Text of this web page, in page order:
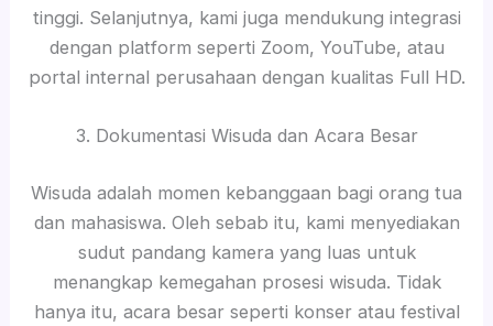
tinggi. Selanjutnya, kami juga mendukung integrasi
dengan platform seperti Zoom, YouTube, atau
portal internal perusahaan dengan kualitas Full HD.
3. Dokumentasi Wisuda dan Acara Besar
Wisuda adalah momen kebanggaan bagi orang tua
dan mahasiswa. Oleh sebab itu, kami menyediakan
sudut pandang kamera yang luas untuk
menangkap kemegahan prosesi wisuda. Tidak
hanya itu, acara besar seperti konser atau festival